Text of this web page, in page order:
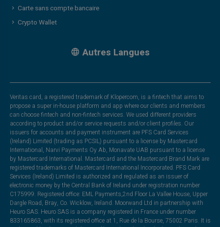
Carte sans compte bancaire
Crypto Wallet
Autres Langues
Veritas card, a registered trademark of Klopercom, is a fintech that aims to
propose a super in-house platform and app where our clients and members
can choose fintech and non-fintech services. We used different providers
according to product and/or service requests and/or client profiles. Our
issuers for accounts and payment instrument are PFS Card Services
(Ireland) Limited (trading as PCSIL) pursuant to a license by Mastercard
International, Narvi Payments Oy Ab, Monavate UAB pursuant to a license
by Mastercard International. Mastercard and the Mastercard Brand Mark are
registered trademarks of Mastercard International Incorporated. PFS Card
Services (Ireland) Limited is authorized and regulated as an issuer of
electronic money by the Central Bank of Ireland under registration number
C175999. Registered office: EML Payments,2nd Floor La Vallee House, Upper
Dargle Road, Bray, Co. Wicklow, Ireland. Moorwand Ltd in partnership with
Heuro SAS. Heuro SAS is a company registered in France under number
833165863, with its registered office at 1, Rue de la Bourse, 75002 Paris. It is